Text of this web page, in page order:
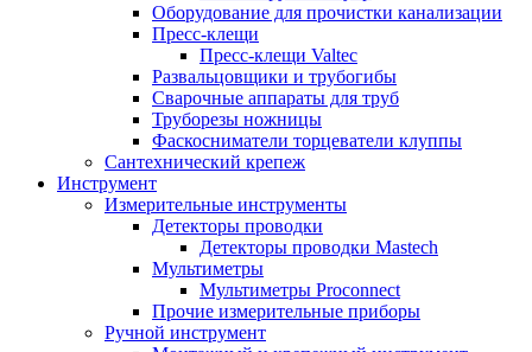
Оборудование для прочистки канализации
Пресс-клещи
Пресс-клещи Valtec
Развальцовщики и трубогибы
Сварочные аппараты для труб
Труборезы ножницы
Фаскосниматели торцеватели клуппы
Сантехнический крепеж
Инструмент
Измерительные инструменты
Детекторы проводки
Детекторы проводки Mastech
Мультиметры
Мультиметры Proconnect
Прочие измерительные приборы
Ручной инструмент